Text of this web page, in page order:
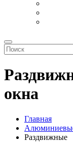
окна
Главная
Раздвижные